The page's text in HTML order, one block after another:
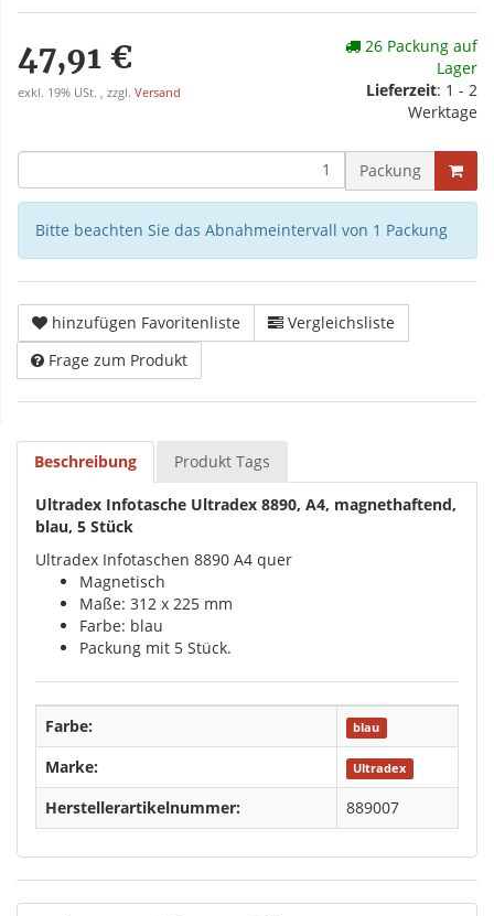
47,91 €
exkl. 19% USt. , zzgl. Versand
26 Packung auf
Lager
Lieferzeit: 1 - 2
Werktage
Packung
Bitte beachten Sie das Abnahmeintervall von 1 Packung
hinzufügen Favoritenliste
Vergleichsliste
Frage zum Produkt
Beschreibung Produkt Tags
Ultradex Infotasche Ultradex 8890, A4, magnethaftend,
blau, 5 Stück
Ultradex Infotaschen 8890 A4 quer
Magnetisch
Maße: 312 x 225 mm
Farbe: blau
Packung mit 5 Stück.
Farbe: blau
Marke: Ultradex
Herstellerartikelnummer: 889007